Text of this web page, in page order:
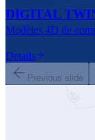
DIGITAL
Modèles 4D de
Details
Previous slide